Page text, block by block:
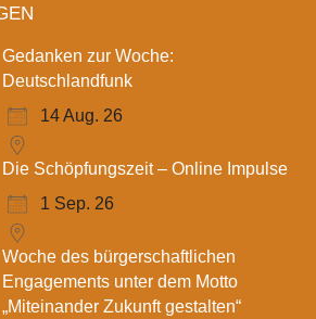
Gedanken zur Woche:
Deutschlandfunk
14 Aug. 26
Die Schöpfungszeit – Online Impulse
1 Sep. 26
Woche des bürgerschaftlichen
Engagements unter dem Motto
„Miteinander Zukunft gestalten“